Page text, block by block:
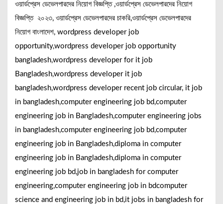
ওয়ার্ডপ্রেস ডেভেলপারদের নিয়োগ বিজ্ঞপ্তি ,ওয়ার্ডপ্রেস ডেভেলপারদের নিয়োগ
বিজ্ঞপ্তি ২০২৩, ওয়ার্ডপ্রেস ডেভেলপারদের চাকরি,ওয়ার্ডপ্রেস ডেভেলপারদের
নিয়োগ বাংলাদেশ, wordpress developer job
opportunity,wordpress developer job opportunity
bangladesh,wordpress developer for it job
Bangladesh,wordpress developer it job
bangladesh,wordpress developer recent job circular, it job
in bangladesh,computer engineering job bd,computer
engineering job in Bangladesh,computer engineering jobs
in bangladesh,computer engineering job bd,computer
engineering job in Bangladesh,diploma in computer
engineering job in Bangladesh,diploma in computer
engineering job bd,job in bangladesh for computer
engineering,computer engineering job in bdcomputer
science and engineering job in bd,it jobs in bangladesh for